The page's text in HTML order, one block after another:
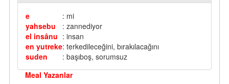
e
: mi
yahsebu
: zannediyor
el insânu : insan
en yutreke: terkedileceğini, bırakılacağını
suden
: başıboş, sorumsuz
Meal Yazanlar